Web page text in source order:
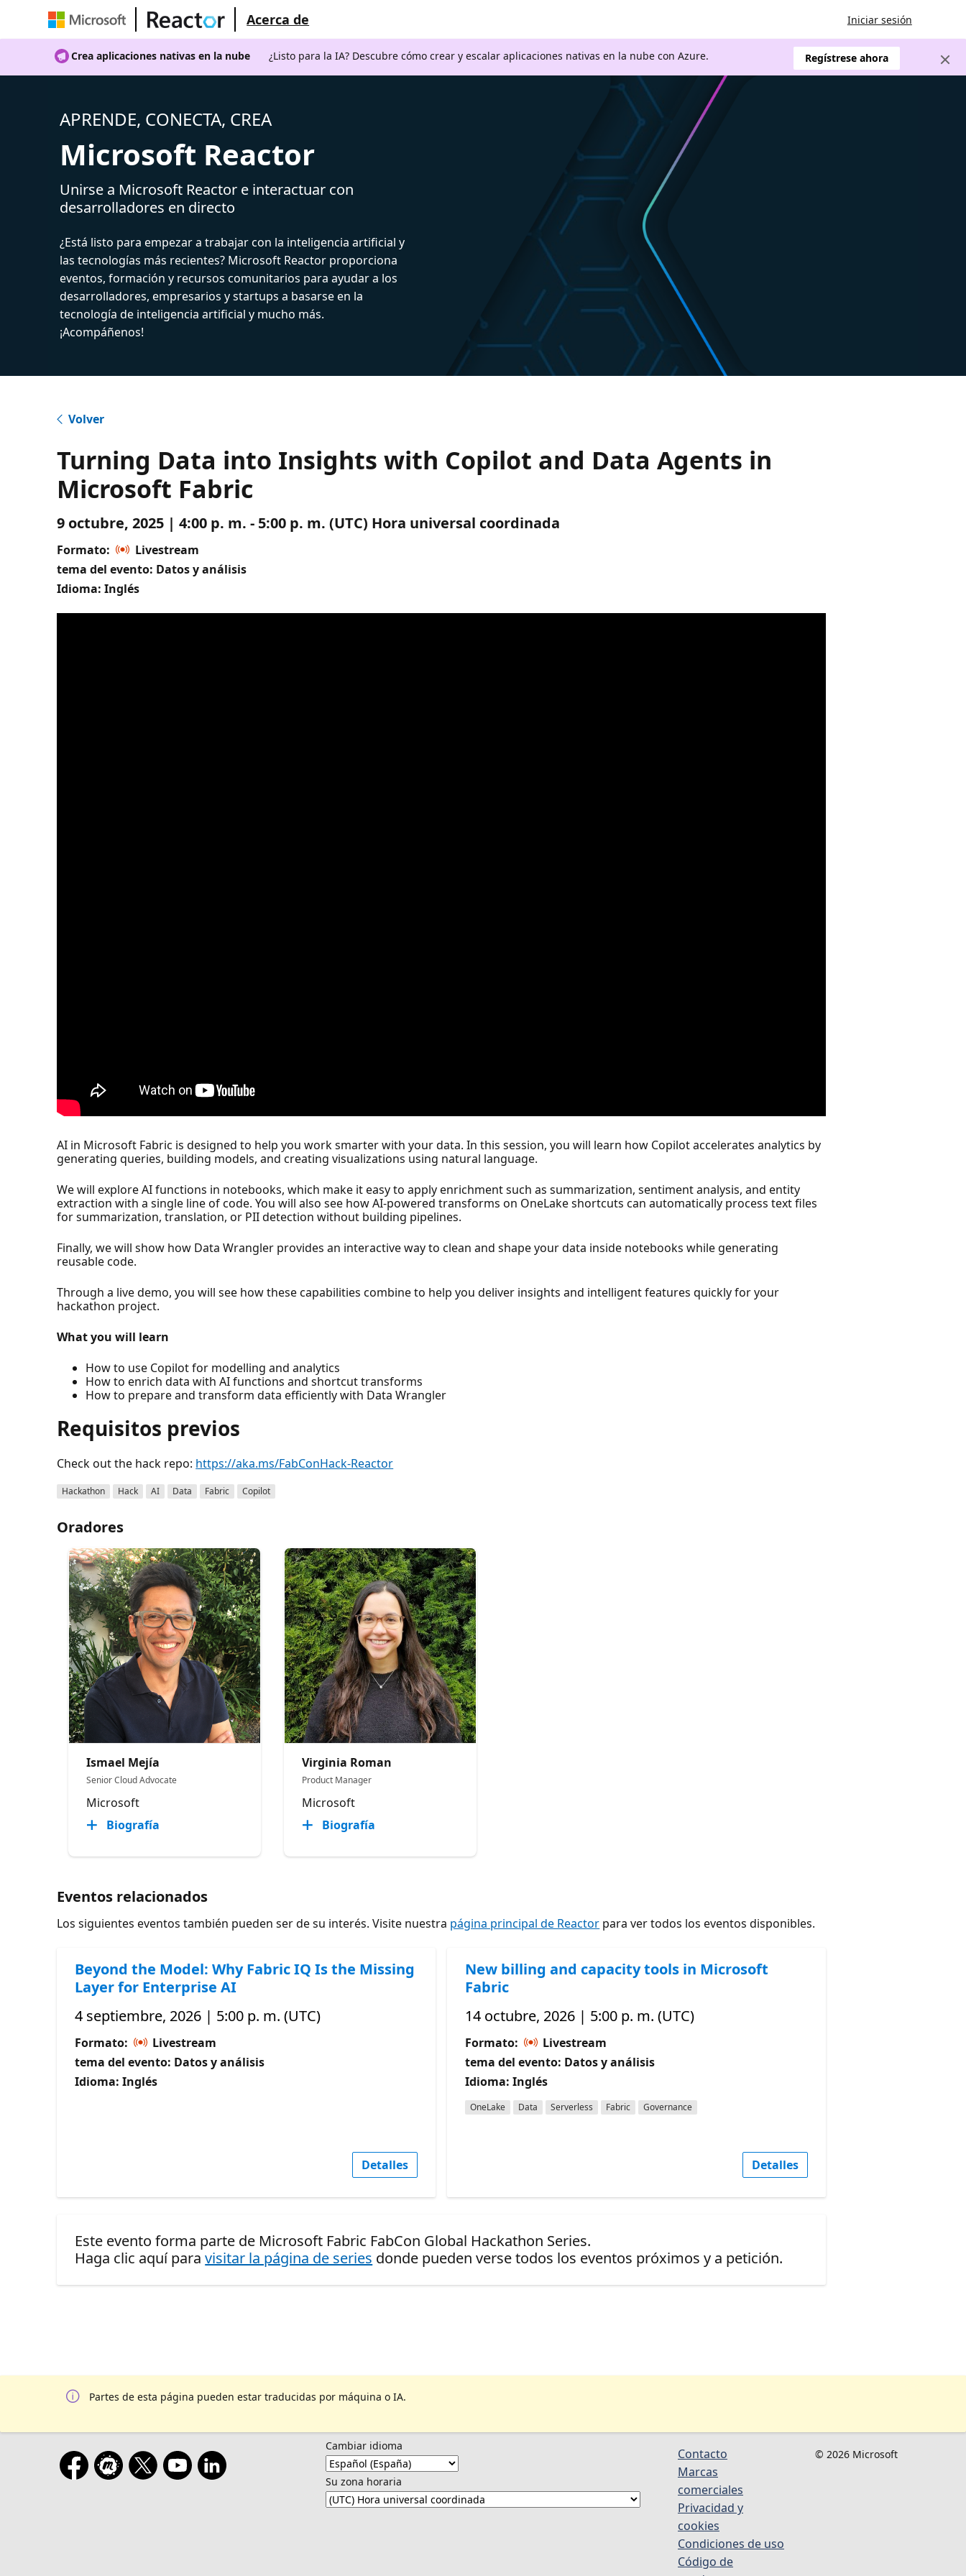
Acerca de Iniciar sesión
Crea aplicaciones nativas en la nube ¿Listo para la IA? Descubre cómo crear y escalar aplicaciones nativas en la nube con Azure. Regístrese ahora
APRENDE, CONECTA, CREA
Microsoft Reactor
Unirse a Microsoft Reactor e interactuar con
desarrolladores en directo
¿Está listo para empezar a trabajar con la inteligencia artificial y
las tecnologías más recientes? Microsoft Reactor proporciona
eventos, formación y recursos comunitarios para ayudar a los
desarrolladores, empresarios y startups a basarse en la
tecnología de inteligencia artificial y mucho más.
¡Acompáñenos!
Volver
Turning Data into Insights with Copilot and Data Agents in
Microsoft Fabric
9 octubre, 2025 | 4:00 p. m. - 5:00 p. m. (UTC) Hora universal coordinada
Formato:
Livestream
tema del evento: Datos y análisis
Idioma: Inglés
AI in Microsoft Fabric is designed to help you work smarter with your data. In this session, you will learn how Copilot accelerates analytics by
generating queries, building models, and creating visualizations using natural language.
We will explore AI functions in notebooks, which make it easy to apply enrichment such as summarization, sentiment analysis, and entity
extraction with a single line of code. You will also see how AI-powered transforms on OneLake shortcuts can automatically process text files
for summarization, translation, or PII detection without building pipelines.
Finally, we will show how Data Wrangler provides an interactive way to clean and shape your data inside notebooks while generating
reusable code.
Through a live demo, you will see how these capabilities combine to help you deliver insights and intelligent features quickly for your
hackathon project.
What you will learn
How to use Copilot for modelling and analytics
How to enrich data with AI functions and shortcut transforms
How to prepare and transform data efficiently with Data Wrangler
Requisitos previos
Check out the hack repo: https://aka.ms/FabConHack-Reactor
Hackathon Hack AI Data Fabric Copilot
Oradores
Ismael Mejía
Senior Cloud Advocate
Microsoft
Biografía
Virginia Roman
Product Manager
Microsoft
Biografía
Eventos relacionados
Los siguientes eventos también pueden ser de su interés. Visite nuestra página principal de Reactor para ver todos los eventos disponibles.
Beyond the Model: Why Fabric IQ Is the Missing
Layer for Enterprise AI
4 septiembre, 2026 | 5:00 p. m. (UTC)
Formato:
Livestream
tema del evento: Datos y análisis
Idioma: Inglés
Detalles
New billing and capacity tools in Microsoft
Fabric
14 octubre, 2026 | 5:00 p. m. (UTC)
Formato:
Livestream
tema del evento: Datos y análisis
Idioma: Inglés
OneLake Data Serverless Fabric Governance
Detalles
Este evento forma parte de Microsoft Fabric FabCon Global Hackathon Series.
Haga clic aquí paravisitar la página de series donde pueden verse todos los eventos próximos y a petición.
Partes de esta página pueden estar traducidas por máquina o IA.
Cambiar idioma
Su zona horaria
Contacto
Marcas
comerciales
Privacidad y
cookies
Condiciones de uso
Código de
© 2026 Microsoft